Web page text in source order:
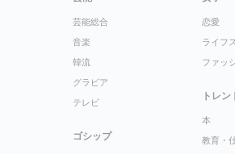
芸能総合
音楽
韓流
グラビア
テレビ
ゴシップ
恋愛
ライフ
ファッ
トレン
本
教育・